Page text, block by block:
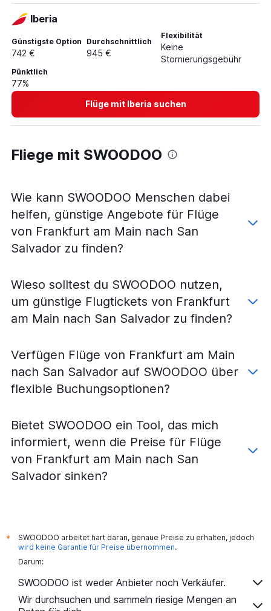
Iberia
Günstigste Option
742 €
Durchschnittlich
945 €
Flexibilität
Keine
Stornierungsgebühr
Pünktlich
77%
Flüge mit Iberia suchen
Fliege mit SWOODOO
Wie kann SWOODOO Menschen dabei
helfen, günstige Angebote für Flüge
von Frankfurt am Main nach San
Salvador zu finden?
Wieso solltest du SWOODOO nutzen,
um günstige Flugtickets von Frankfurt
am Main nach San Salvador zu finden?
Verfügen Flüge von Frankfurt am Main
nach San Salvador auf SWOODOO über
flexible Buchungsoptionen?
Bietet SWOODOO ein Tool, das mich
informiert, wenn die Preise für Flüge
von Frankfurt am Main nach San
Salvador sinken?
*
SWOODOO arbeitet hart daran, genaue Preise zu erhalten, jedoch
wird keine Garantie für Preise übernommen.
Darum:
SWOODOO ist weder Anbieter noch Verkäufer.
Wir durchsuchen und sammeln riesige Mengen an